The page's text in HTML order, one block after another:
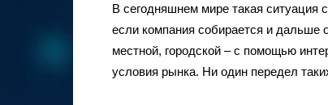
В сегодняшнем мире такая ситуация
если компания собирается и дальше
местной, городской – с помощью
условия рынка. Ни один передел